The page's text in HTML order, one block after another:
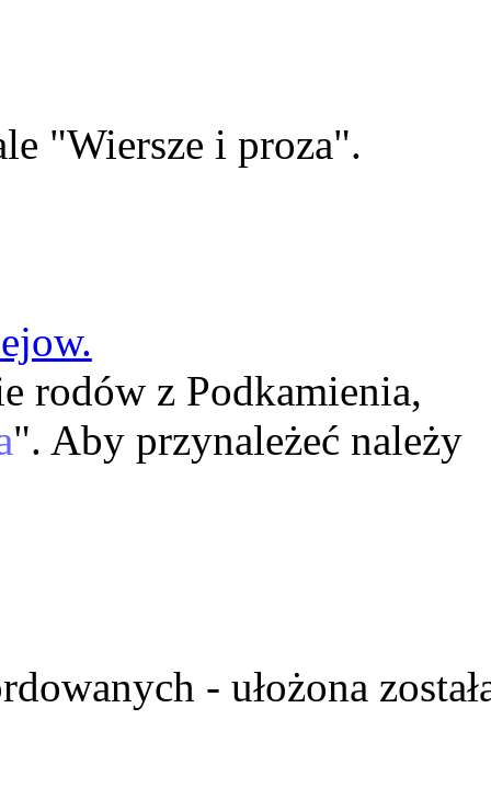
"Wiersze i proza".
rodów z Podkamienia,
". Aby przynależeć należy
- ułożona